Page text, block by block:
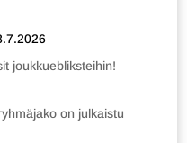
joukkuebliksteihin!
on julkaistu